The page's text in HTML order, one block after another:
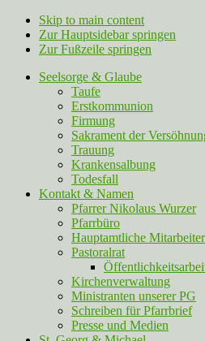
Skip to main content
Zur Hauptsidebar springen
Zur Fußzeile springen
Seelsorge & Glaube
Taufe
Erstkommunion
Firmung
Sakrament der
Trauung
Krankensalbung
Todesfall
Kontakt & Namen
Pfarrer Nikolaus Wurzer
Pfarrbüro
Hauptamtliche Mitarbeiter
Pastoralrat
Kirchenverwaltung
Ministranten unserer PG
Schreiben für Pfarrbrief
Presse und Medien